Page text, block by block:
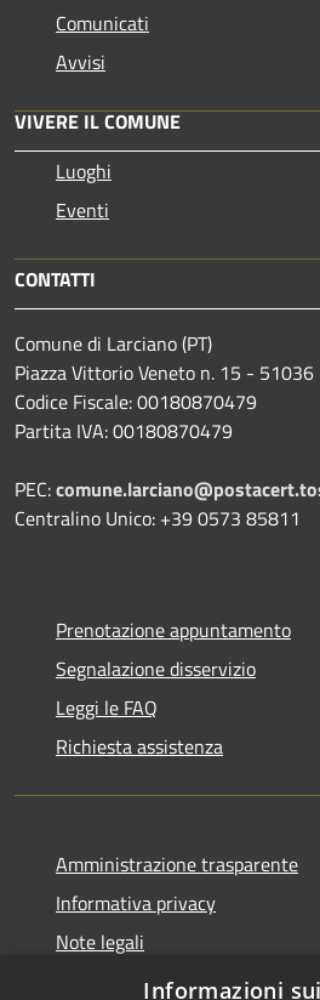
Comunicati
Avvisi
VIVERE IL COMUNE
Luoghi
Eventi
CONTATTI
Comune di Larciano (PT)
Piazza Vittorio Veneto n. 15 - 51036
Codice Fiscale: 00180870479
Partita IVA: 00180870479
PEC:
Centralino Unico: +39 0573 85811
Prenotazione appuntamento
Segnalazione disservizio
Leggi le FAQ
Richiesta assistenza
Amministrazione trasparente
Informativa privacy
Note legali
Dichiarazione di accessibilità
Informazioni